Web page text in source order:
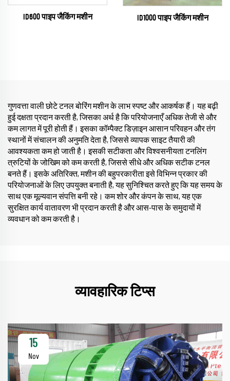
ID600 पाइप जैकिंग मशीन ID1000 पाइप जैकिंग मशीन
गुणवत्ता वाली छोटे टनल बोरिंग मशीन के लाभ स्पष्ट और आकर्षक हैं। यह बढ़ी
हुई दक्षता प्रदान करती है, जिसका अर्थ है कि परियोजनाएँ अधिक तेजी से और
कम लागत में पूरी होती हैं। इसका कॉम्पैक्ट डिज़ाइन आसान परिवहन और तंग
स्थानों में संचालन की अनुमति देता है, जिससे व्यापक साइट तैयारी की
आवश्यकता कम हो जाती है। इसकी सटीकता और विश्वसनीयता टनलिंग
त्रुटियों के जोखिम को कम करती है, जिससे सीधे और अधिक सटीक टनल
बनते हैं। इसके अतिरिक्त, मशीन की बहुपरकारीता इसे विभिन्न प्रकार की
परियोजनाओं के लिए उपयुक्त बनाती है, यह सुनिश्चित करते हुए कि यह समय के
साथ एक मूल्यवान संपत्ति बनी रहे। कम शोर और कंपन के साथ, यह एक
सुरक्षित कार्य वातावरण भी प्रदान करती है और आस-पास के समुदायों में
व्यवधान को कम करती है।
व्यावहारिक टिप्स
15
Nov